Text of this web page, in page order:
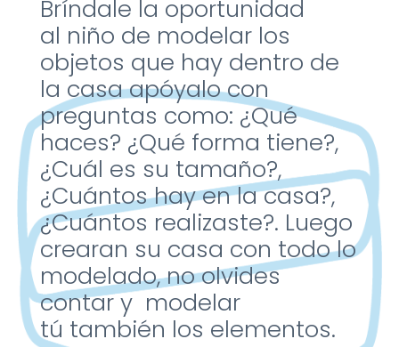
Bríndale la oportunidad
al niño de modelar los
objetos que hay dentro de
la casaapóyalo con
preguntas como: ¿Qué
haces? ¿Qué forma tiene?,
¿Cuál es su tamaño?,
¿Cuántos hay enla casa?,
¿Cuántos realizaste?​. Luego
crearan su casa con todo lo
modelado, noolvides
contar y modelar
tú también los elementos.